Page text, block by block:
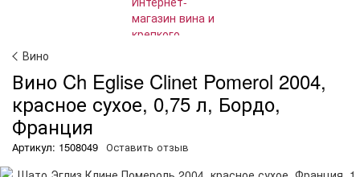
Вино
Вино Ch Eglise Clinet Pomerol 2004,
красное сухое, 0,75 л, Бордо,
Франция
Артикул: 1508049 Оставить отзыв